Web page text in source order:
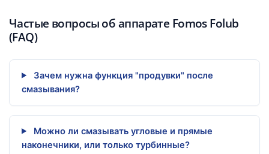
Частые вопросы об аппарате Fomos Folub
(FAQ)
Зачем нужна функция "продувки" после
смазывания?
Можно ли смазывать угловые и прямые
наконечники, или только турбинные?